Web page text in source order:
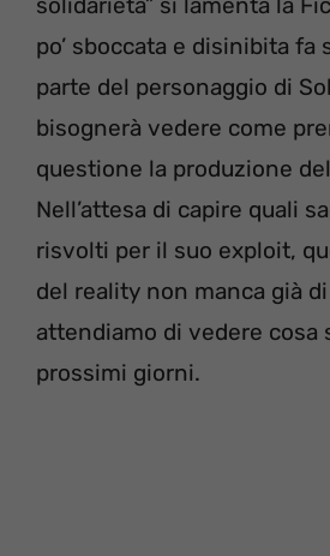
po’ sboccata e disinibita fa
parte del personaggio di
bisognerà vedere come
questione la produzione
Nell’attesa di capire quali
risvolti per il suo exploit,
del reality non manca già
attendiamo di vedere cosa
prossimi giorni.